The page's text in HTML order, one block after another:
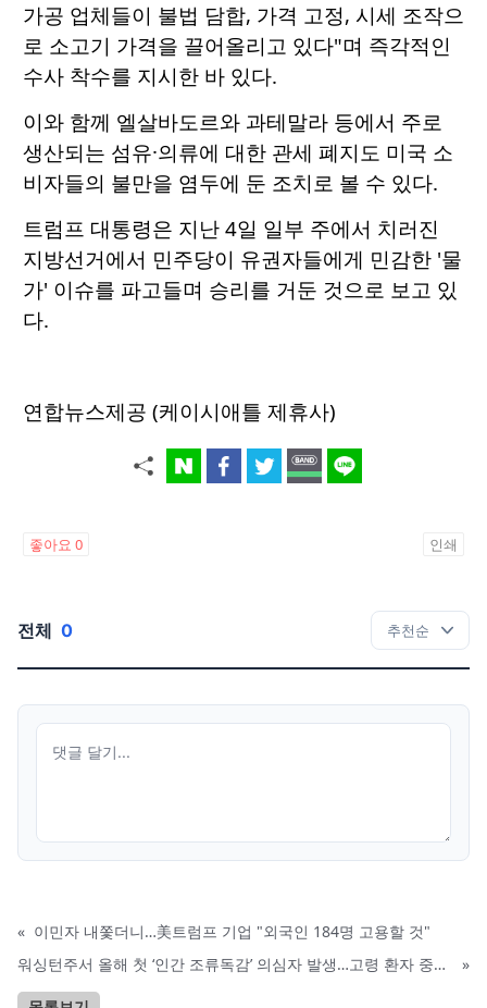
가공 업체들이 불법 담합, 가격 고정, 시세 조작으
로 소고기 가격을 끌어올리고 있다"며 즉각적인
수사 착수를 지시한 바 있다.
이와 함께 엘살바도르와 과테말라 등에서 주로
생산되는 섬유·의류에 대한 관세 폐지도 미국 소
비자들의 불만을 염두에 둔 조치로 볼 수 있다.
트럼프 대통령은 지난 4일 일부 주에서 치러진
지방선거에서 민주당이 유권자들에게 민감한 '물
가' 이슈를 파고들며 승리를 거둔 것으로 보고 있
다.
연합뉴스제공 (케이시애틀 제휴사)
좋아요 0 인쇄
전체 0
« 이민자 내쫓더니…美트럼프 기업 "외국인 184명 고용할 것"
워싱턴주서 올해 첫 ‘인간 조류독감’ 의심자 발생…고령 환자 중증 입원
»